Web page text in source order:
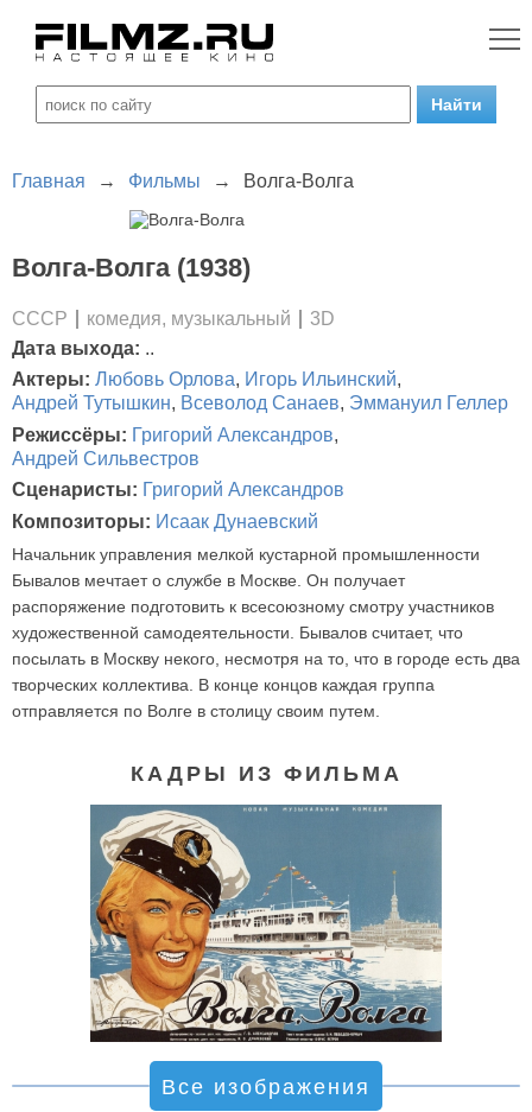
Главная → Фильмы → Волга-Волга
Волга-Волга (1938)
СССР комедия, музыкальный
3D
Дата выхода: ..
Актеры: Любовь Орлова, Игорь Ильинский,
Андрей Тутышкин, Всеволод Санаев, Эммануил Геллер
Режиссёры: Григорий Александров,
Андрей Сильвестров
Сценаристы: Григорий Александров
Композиторы: Исаак Дунаевский
Начальник управления мелкой кустарной промышленности
Бывалов мечтает о службе в Москве. Он получает
распоряжение подготовить к всесоюзному смотру участников
художественной самодеятельности. Бывалов считает, что
посылать в Москву некого, несмотря на то, что в городе есть два
творческих коллектива. В конце концов каждая группа
отправляется по Волге в столицу своим путем.
КАДРЫ ИЗ ФИЛЬМА
Все изображения